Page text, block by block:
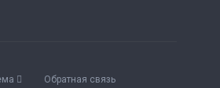
Обратная связь